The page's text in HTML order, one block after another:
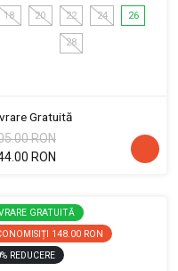
18 20 22 24 26
28
Gratuită
RON
RON
GRATUITĂ
148.00 RON
% REDUCERE